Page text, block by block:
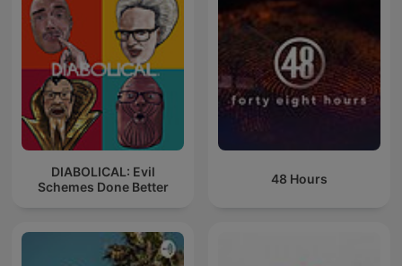
DIABOLICAL: Evil
Schemes Done Better
48 Hours